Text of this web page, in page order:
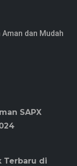
dan Mudah
SAPX
Terbaru di